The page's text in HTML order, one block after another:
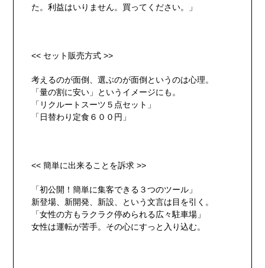
た。利益はいりません。買ってください。」
<< セット販売方式 >>
考えるのが面倒、選ぶのが面倒というのは心理。
「量の割に安い」というイメージにも。
「リクルートスーツ５点セット」
「日替わり定食６００円」
<< 簡単に出来ることを訴求 >>
「初公開！簡単に集客できる３つのツール」
新登場、新開発、新設、という文言は目を引く。
「女性の方もラクラク停められる広々駐車場」
女性は運転が苦手。その心にすっと入り込む。